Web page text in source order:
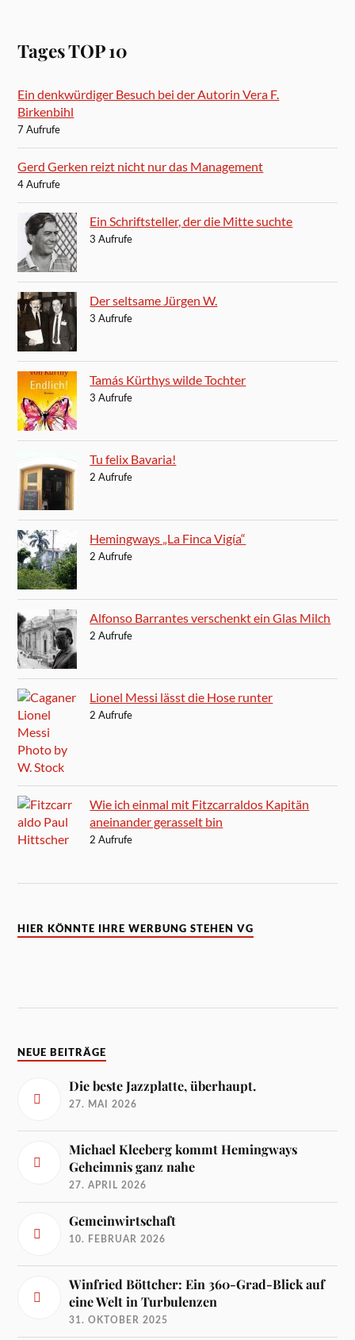
Tages TOP 10
Ein denkwürdiger Besuch bei der Autorin Vera F.
Birkenbihl
7 Aufrufe
Gerd Gerken reizt nicht nur das Management
4 Aufrufe
Ein Schriftsteller, der die Mitte suchte
3 Aufrufe
Der seltsame Jürgen W.
3 Aufrufe
Tamás Kürthys wilde Tochter
3 Aufrufe
Tu felix Bavaria!
2 Aufrufe
Hemingways „La Finca Vigía“
2 Aufrufe
Alfonso Barrantes verschenkt ein Glas Milch
2 Aufrufe
Lionel Messi lässt die Hose runter
2 Aufrufe
Wie ich einmal mit Fitzcarraldos Kapitän
aneinander gerasselt bin
2 Aufrufe
HIER KÖNNTE IHRE WERBUNG STEHEN VG
NEUE BEITRÄGE
Die beste Jazzplatte, überhaupt.
27. MAI 2026
Michael Kleeberg kommt Hemingways
Geheimnis ganz nahe
27. APRIL 2026
Gemeinwirtschaft
10. FEBRUAR 2026
Winfried Böttcher: Ein 360-Grad-Blick auf
eine Welt in Turbulenzen
31. OKTOBER 2025